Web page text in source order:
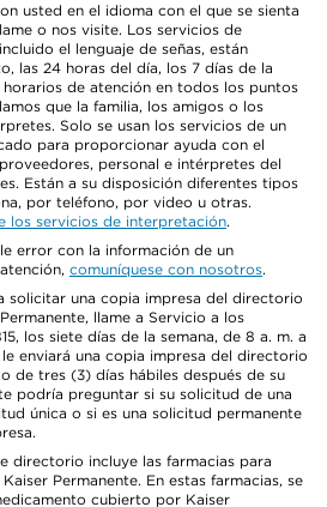
usted en el idioma con el que se sienta
o nos visite. Los servicios de
el lenguaje de señas, están
las 24 horas del día, los 7 días de la
de atención en todos los puntos
que la familia, los amigos o los
Solo se usan los servicios de un
para proporcionar ayuda con el
personal e intérpretes del
Están a su disposición diferentes tipos
por teléfono, por video u otras.
los servicios de interpretación.
error con la información de un
comuníquese con nosotros.
solicitar una copia impresa del directorio
llame a Servicio a los
los siete días de la semana, de 8 a. m. a
enviará una copia impresa del directorio
de tres (3) días hábiles después de su
podría preguntar si su solicitud de una
única o si es una solicitud permanente
directorio incluye las farmacias para
Permanente. En estas farmacias, se
cubierto por Kaiser